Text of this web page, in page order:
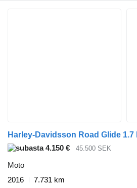
4.150 € 45.500 SEK
Moto
2016
7.731 km